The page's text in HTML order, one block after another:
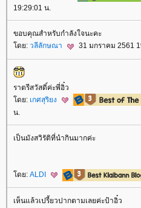
19:29:01 น.
ขอบคุณสำหรับกำลังใจนะคะ
ดย: วลีลักษณา 31 มกราคม 2561
ราตรีสวัสดิ์ค่ะพี่อิ๋ว
ดย: เกศสุริยง
น.
เป็นมังสวิรัติที่นำกินมากค่ะ
ดย: ALDI
เห็นแล้วเปรี้ยวปากตามเลยค่ะป้าอิ๋ว